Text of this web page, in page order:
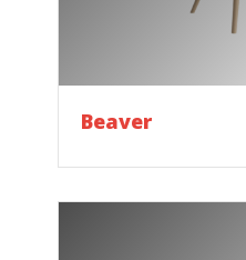
Beaver